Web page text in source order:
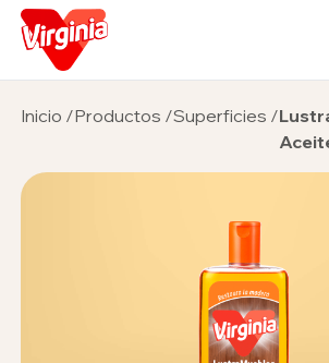
Inicio /Productos /Superficies /